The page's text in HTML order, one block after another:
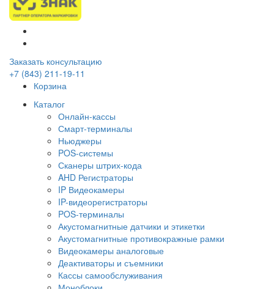
Заказать консультацию
+7 (843) 211-19-11
Корзина
Каталог
Онлайн-кассы
Смарт-терминалы
Ньюджеры
POS-системы
Сканеры штрих-кода
AHD Регистраторы
IP Видеокамеры
IP-видеорегистраторы
POS-терминалы
Акустомагнитные датчики и этикетки
Акустомагнитные противокражные рамки
Видеокамеры аналоговые
Деактиваторы и съемники
Кассы самообслуживания